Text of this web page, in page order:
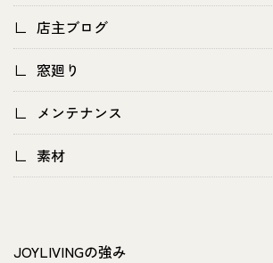
店主ブログ
窓廻り
メンテナンス
素材
JOYLIVINGの強み